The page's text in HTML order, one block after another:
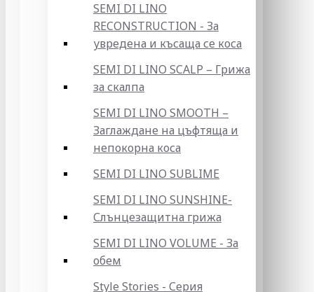
SEMI DI LINO
RECONSTRUCTION - За
увредена и късаща се коса
SEMI DI LINO SCALP – Грижа
за скалпа
SEMI DI LINO SMOOTH –
Заглаждане на цъфтяща и
непокорна коса
SEMI DI LINO SUBLIME
SEMI DI LINO SUNSHINE-
Слънцезащитна грижа
SEMI DI LINO VOLUME - За
обем
Style Stories - Серия